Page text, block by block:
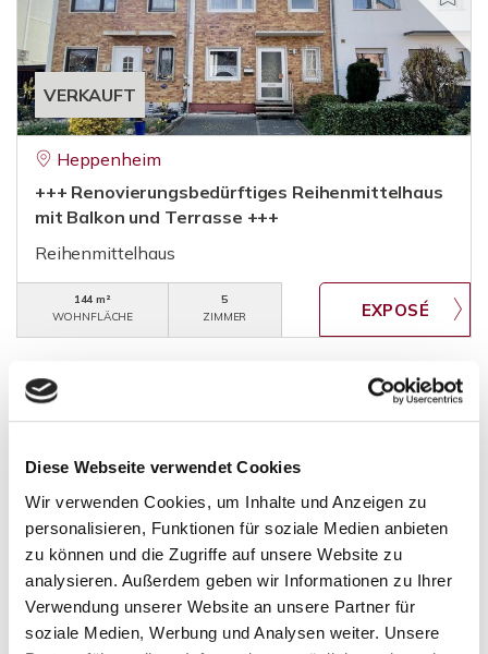
Diese Webseite verwendet Cookies
Wir verwenden Cookies, um Inhalte und Anzeigen zu
personalisieren, Funktionen für soziale Medien anbieten
zu können und die Zugriffe auf unsere Website zu
analysieren. Außerdem geben wir Informationen zu Ihrer
Verwendung unserer Website an unsere Partner für
soziale Medien, Werbung und Analysen weiter. Unsere
VERKAUFT
Heppenheim
+++ Renovierungsbedürftiges Reihenmittelhaus
mit Balkon und Terrasse +++
Reihenmittelhaus
144 m²
WOHNFLÄCHE
5
ZIMMER
Groß-Gerau
Groß-Rohrheim
Heppenheim
Heppenheim (Bergstraße)
Heppenheim (Bergstraße) / Sonderbach
Heppenheim-Kirschhausen Käfertal Laudenbach